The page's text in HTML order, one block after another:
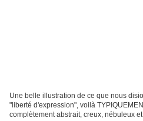
Une belle illustration de ce que nous
"liberté d'expression", voilà
complètement abstrait, creux, nébuleux